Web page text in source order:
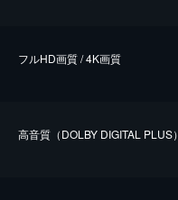
フルHD画質 / 4K画質
⾼⾳質（DOLBY DIGITAL PLUS）